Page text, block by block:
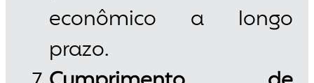
econômico a longo
prazo.